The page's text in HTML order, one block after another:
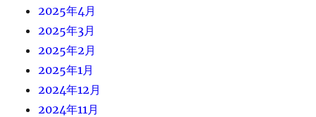
2025年4月
2025年3月
2025年2月
2025年1月
2024年12月
2024年11月